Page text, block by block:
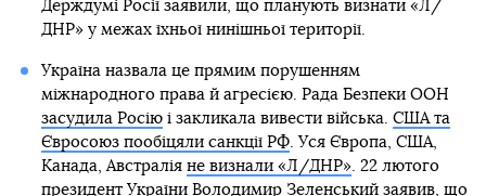
Держдумі Росії заявили, що планують визнати «Л/
ДНР» у межах їхньої нинішньої території.
Україна назвала це прямим порушенням
міжнародного права й агресією. Рада Безпеки ООН
засудила Росіюі закликала вивести війська. США та
Євросоюз пообіцяли санкції РФ. Уся Європа, США,
Канада, Австралія не визнали «Л/ДНР». 22 лютого
президент України Володимир Зеленський заявив, що